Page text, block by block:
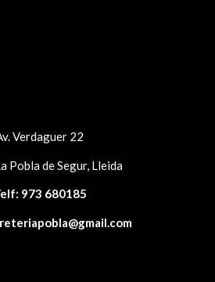
Verdaguer 22
Pobla de Segur, Lleida
973 680185